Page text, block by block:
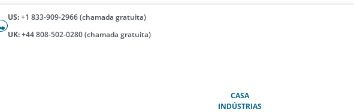
US:+1 833-909-2966 (chamada gratuita)
UK:+44 808-502-0280 (chamada gratuita)
CASA(ATUAL)
INDÚSTRIAS